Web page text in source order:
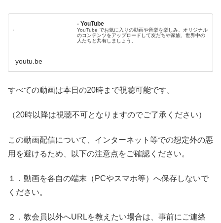
- YouTube
YouTube でお気に入りの動画や音楽を楽しみ、オリジナル
のコンテンツをアップロードして友だちや家族、世界中の
人たちと共有しましょう。
youtu.be
すべての動画は本日の20時まで視聴可能です。
（20時以降は視聴不可となりますのでご了承ください）
この動画配信について、インターネット等での想定外の悪
用を避けるため、以下の注意点をご確認ください。
１．動画を各自の端末（PCやスマホ等）へ保存しないで
ください。
２．教会員以外へURLを教えたい場合は、事前にご連絡